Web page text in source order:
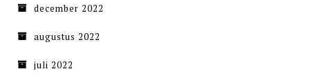
december 2022
augustus 2022
juli 2022